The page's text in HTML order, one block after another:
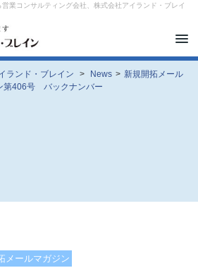
業コンサルティング会社、株式会社アイランド・ブレイ
メ
ュ
ー
ランド・ブレイン > News > 新規開拓メール
第406号 バックナンバー
メールマガジン